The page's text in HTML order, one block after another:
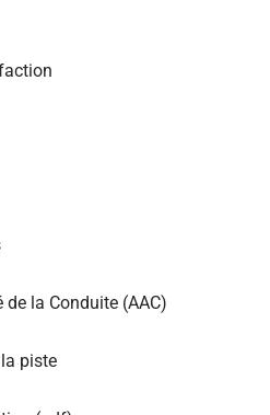
la Conduite (AAC)
piste